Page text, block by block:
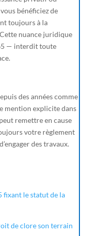
bénéficiez de
toujours à la
nuance juridique
— interdit toute
des années comme
mention explicite dans
remettre en cause
votre règlement
des travaux.
fixant le statut de la
de clore son terrain